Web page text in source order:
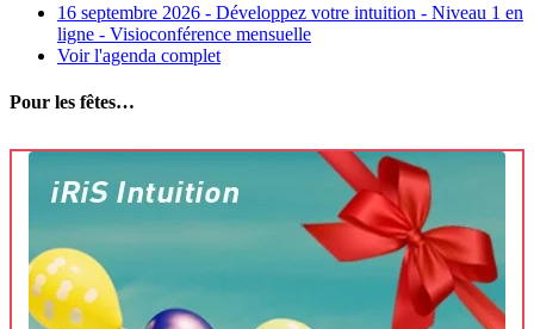
16 septembre 2026 - Développez votre intuition - Niveau 1 en
ligne - Visioconférence mensuelle
Voir l'agenda complet
Pour les fêtes…